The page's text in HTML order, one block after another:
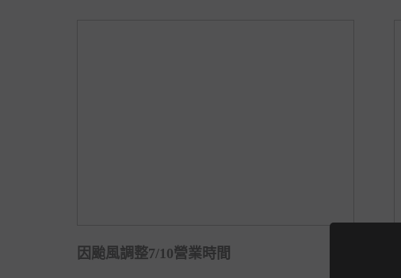
因颱風調整7/10營業時間